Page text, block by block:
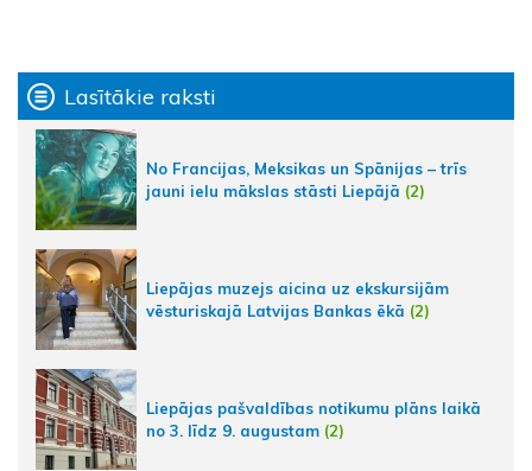
Lasītākie raksti
No Francijas, Meksikas un Spānijas – trīs
jauni ielu mākslas stāsti Liepājā (2)
Liepājas muzejs aicina uz ekskursijām
vēsturiskajā Latvijas Bankas ēkā (2)
Liepājas pašvaldības notikumu plāns laikā
no 3. līdz 9. augustam (2)